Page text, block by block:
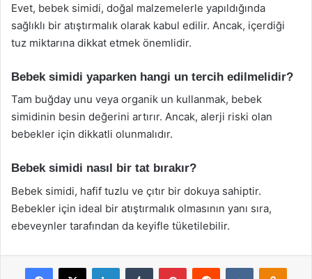
Evet, bebek simidi, doğal malzemelerle yapıldığında
sağlıklı bir atıştırmalık olarak kabul edilir. Ancak, içerdiği
tuz miktarına dikkat etmek önemlidir.
Bebek simidi yaparken hangi un tercih edilmelidir?
Tam buğday unu veya organik un kullanmak, bebek
simidinin besin değerini artırır. Ancak, alerji riski olan
bebekler için dikkatli olunmalıdır.
Bebek simidi nasıl bir tat bırakır?
Bebek simidi, hafif tuzlu ve çıtır bir dokuya sahiptir.
Bebekler için ideal bir atıştırmalık olmasının yanı sıra,
ebeveynler tarafından da keyifle tüketilebilir.
Facebook
X LinkedInTumblr PinterestReddit VKontakte